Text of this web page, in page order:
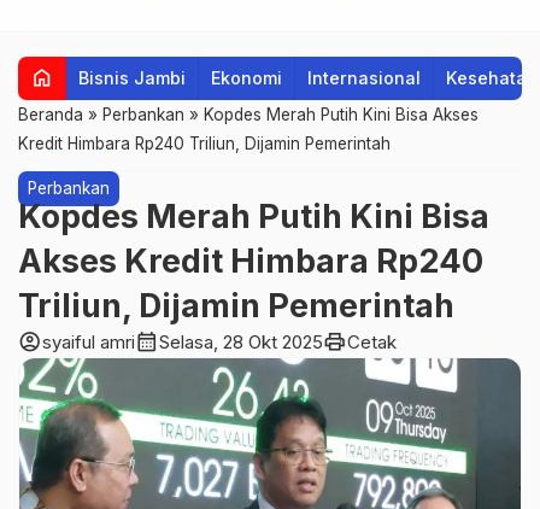
home Bisnis Jambi Ekonomi Internasional Kesehatan
Beranda » Perbankan » Kopdes Merah Putih Kini Bisa Akses
Kredit Himbara Rp240 Triliun, Dijamin Pemerintah
Perbankan
Kopdes Merah Putih Kini Bisa
Akses Kredit Himbara Rp240
Triliun, Dijamin Pemerintah
account_circlesyaiful amricalendar_monthSelasa, 28 Okt 2025printCetak